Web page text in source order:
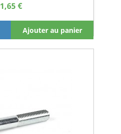
1,65 €
Ajouter au panier